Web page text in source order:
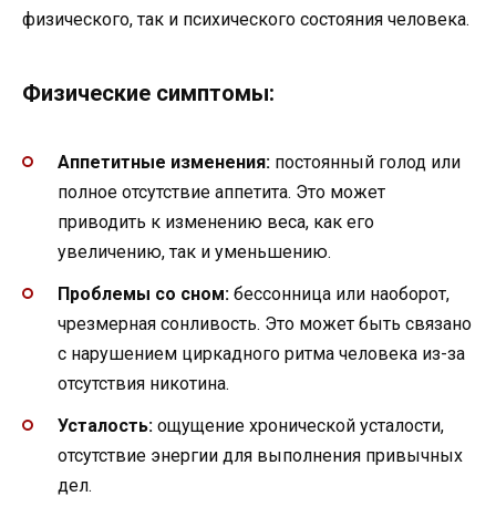
физического, так и психического состояния человека.
Физические симптомы:
Аппетитные изменения: постоянный голод или
полное отсутствие аппетита. Это может
приводить к изменению веса, как его
увеличению, так и уменьшению.
Проблемы со сном: бессонница или наоборот,
чрезмерная сонливость. Это может быть связано
с нарушением циркадного ритма человека из-за
отсутствия никотина.
Усталость: ощущение хронической усталости,
отсутствие энергии для выполнения привычных
дел.